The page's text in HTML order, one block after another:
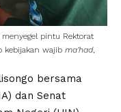
menyegel pintu Rektorat
kebijakan wajib ma’had,
bersama
) dan Senat